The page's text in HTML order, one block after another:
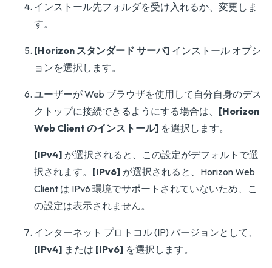
インストール先フォルダを受け入れるか、変更しま
す。
[Horizon スタンダード サーバ] インストール オプシ
ョンを選択します。
ユーザーが Web ブラウザを使用して自分自身のデス
クトップに接続できるようにする場合は、 [Horizon
Web Client のインストール] を選択します。
[IPv4] が選択されると、この設定がデフォルトで選
択されます。 [IPv6] が選択されると、Horizon Web
Client は IPv6 環境でサポートされていないため、こ
の設定は表示されません。
インターネット プロトコル (IP) バージョンとして、
[IPv4] または [IPv6] を選択します。